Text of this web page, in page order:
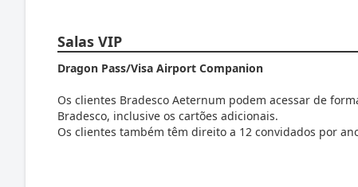
Salas VIP
Dragon Pass/Visa Airport Companion
Os clientes Bradesco Aeternum podem acessar de
Bradesco, inclusive os cartões adicionais.
Os clientes também têm direito a 12 convidados por